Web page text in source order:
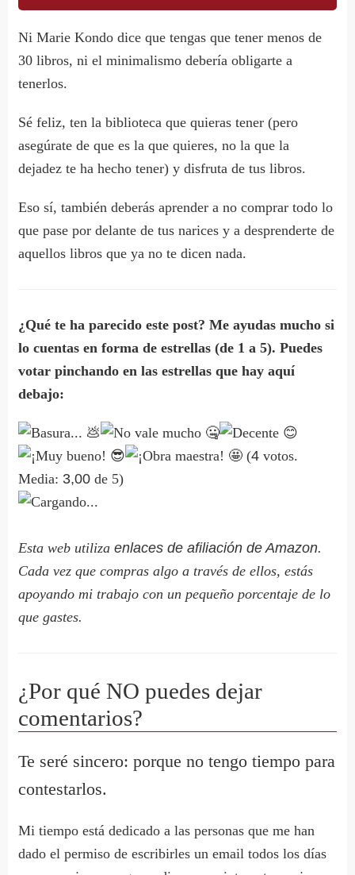
Ni Marie Kondo dice que tengas que tener menos de
30 libros, ni el minimalismo debería obligarte a
tenerlos.
Sé feliz, ten la biblioteca que quieras tener (pero
asegúrate de que es la que quieres, no la que la
dejadez te ha hecho tener) y disfruta de tus libros.
Eso sí, también deberás aprender a no comprar todo lo
que pase por delante de tus narices y a desprenderte de
aquellos libros que ya no te dicen nada.
¿Qué te ha parecido este post? Me ayudas mucho si
lo cuentas en forma de estrellas (de 1 a 5). Puedes
votar pinchando en las estrellas que hay aquí
debajo:
(4 votos.
Media: 3,00 de 5)
Cargando...
Esta web utilizaenlaces de afiliación de Amazon.
Cada vez que compras algo a través de ellos, estás
apoyando mi trabajo con un pequeño porcentaje de lo
que gastes.
¿Por qué NO puedes dejar
comentarios?
Te seré sincero: porque no tengo tiempo para
contestarlos.
Mi tiempo está dedicado a las personas que me han
dado el permiso de escribirles un email todos los días